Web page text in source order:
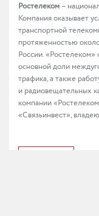
Ростелеком –
Компания оказывает
транспортной
протяженностью
России. «Ростелеком»
основной доли
трафика, а также
и радиовещательных
компании
«Связьинвест»,